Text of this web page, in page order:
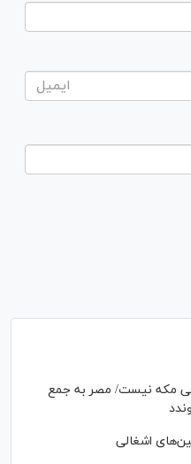
مکه نیست/ مصر به جمع
اشغالی